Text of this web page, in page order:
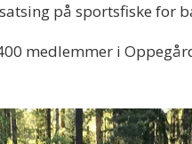
på sportsfiske for
medlemmer i